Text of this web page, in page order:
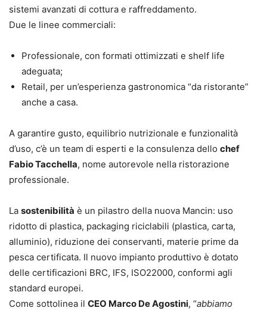
sistemi avanzati di cottura e raffreddamento.
Due le linee commerciali:
Professionale, con formati ottimizzati e shelf life
adeguata;
Retail, per un’esperienza gastronomica “da ristorante”
anche a casa.
A garantire gusto, equilibrio nutrizionale e funzionalità
d’uso, c’è un team di esperti e la consulenza dello chef
Fabio Tacchella, nome autorevole nella ristorazione
professionale.
La sostenibilità è un pilastro della nuova Mancin: uso
ridotto di plastica, packaging riciclabili (plastica, carta,
alluminio), riduzione dei conservanti, materie prime da
pesca certificata. Il nuovo impianto produttivo è dotato
delle certificazioni BRC, IFS, ISO22000, conformi agli
standard europei.
Come sottolinea il CEO Marco De Agostini, “abbiamo